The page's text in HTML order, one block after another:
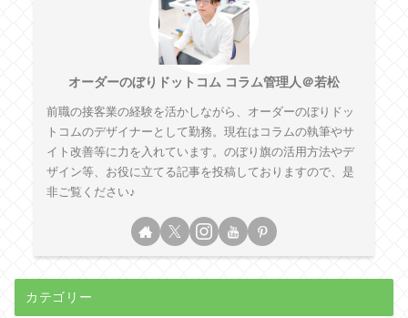
オーダーのぼりドットコム コラム管理人＠若松
前職の接客業の経験を活かしながら、オーダーのぼりドッ
トコムのデザイナーとして勤務。現在はコラムの執筆やサ
イト改善等に力を入れています。のぼり旗の活用方法やデ
ザイン等、お役に立てる記事を投稿しておりますので、是
非ご覧ください♪
カテゴリー